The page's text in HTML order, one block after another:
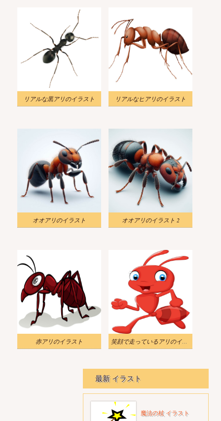
リアルな黒アリのイラスト リアルなヒアリのイラスト
オオアリのイラスト オオアリのイラスト 2
赤アリのイラスト 笑顔で走っているアリのイラスト
最新 イラスト
魔法の杖 イラスト